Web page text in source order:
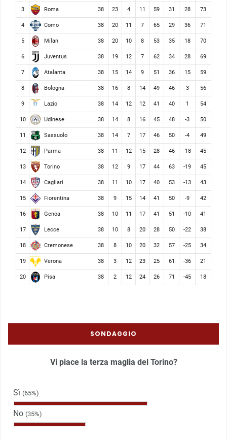
3 Roma 38 23 4 11 59 31 28 73
4 Como 38 20 11 7 65 29 36 71
5 Milan 38 20 10 8 53 35 18 70
6 Juventus 38 19 12 7 62 34 28 69
7 Atalanta 38 15 14 9 51 36 15 59
8 Bologna 38 16 8 14 49 46 3 56
9 Lazio 38 14 12 12 41 40 1 54
10 Udinese 38 14 8 16 45 48 -3 50
11 Sassuolo 38 14 7 17 46 50 -4 49
12 Parma 38 11 12 15 28 46 -18 45
13 Torino 38 12 9 17 44 63 -19 45
14 Cagliari 38 11 10 17 40 53 -13 43
15 Fiorentina 38 9 15 14 41 50 -9 42
16 Genoa 38 10 11 17 41 51 -10 41
17 Lecce 38 10 8 20 28 50 -22 38
18 Cremonese 38 8 10 20 32 57 -25 34
19 Verona 38 3 12 23 25 61 -36 21
20 Pisa 38 2 12 24 26 71 -45 18
SONDAGGIO
Vi piace la terza maglia del Torino?
Sì (65%)
No (35%)